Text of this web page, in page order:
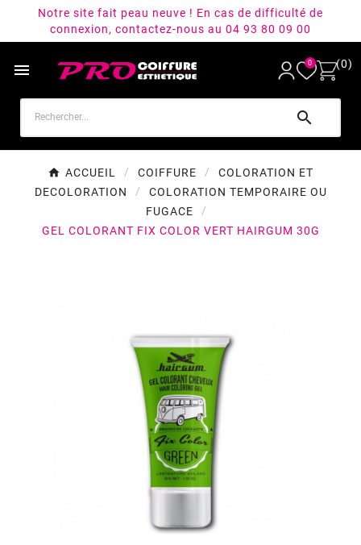
Notre site fait peau neuve ! En cas de difficulté de
connexion, contactez-nous au 04 93 80 09 00
 0 (0)

ACCUEIL COIFFURE
COLORATION ET
DECOLORATION
COLORATION TEMPORAIRE OU
FUGACE
GEL COLORANT FIX COLOR VERT HAIRGUM 30G